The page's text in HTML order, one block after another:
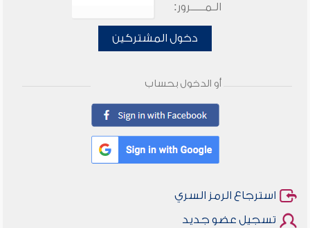
الـمـــــرور:
دخول المشتركين
أو الدخول بحساب
استرجاع الرمز السري
تسجيل عضو جديد